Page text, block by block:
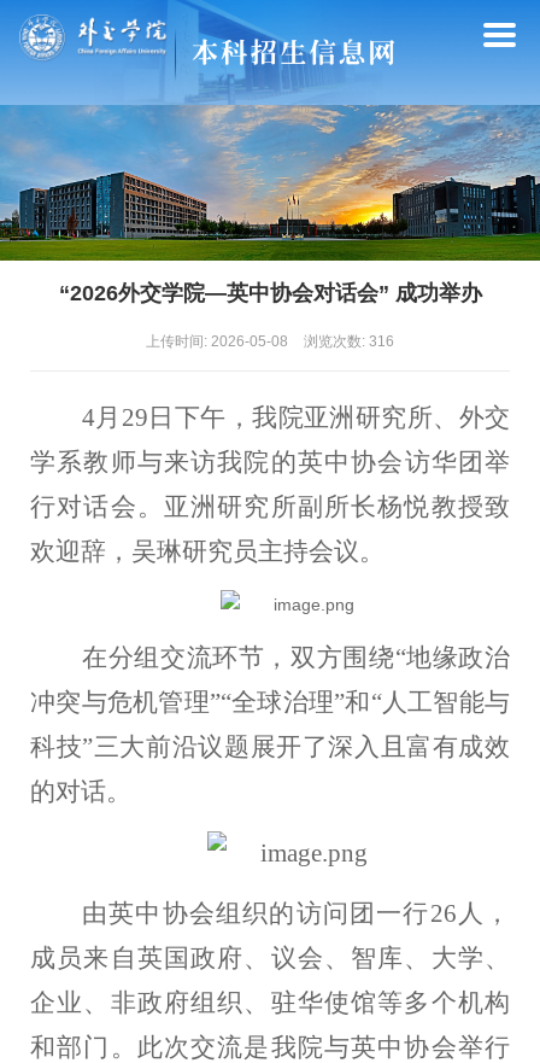
“2026外交学院—英中协会对话会” 成功举办
上传时间: 2026-05-08 浏览次数: 316
4月29日下午，我院亚洲研究所、外交
学系教师与来访我院的英中协会访华团举
行对话会。亚洲研究所副所长杨悦教授致
欢迎辞，吴琳研究员主持会议。
在分组 交流环节，双方围绕“地缘政治
冲突与危机管理”“全球治理”和“人工智能与
科技”三大前沿议题展开了深入且富有成效
的对话。
由英中协会组织的访问团一行26人，
成员来自英国政府、议会、智库、大学、
企业、非政府组织、驻华使馆等多个机构
和部门。此次交流是我院与英中协会举行